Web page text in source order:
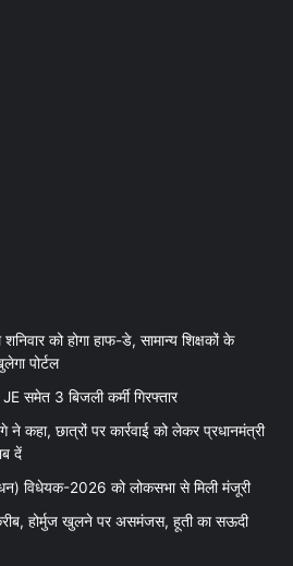
को होगा हाफ-डे, सामान्य शिक्षकों के
पोर्टल
समेत 3 बिजली कर्मी गिरफ्तार
कहा, छात्रों पर कार्रवाई को लेकर प्रधानमंत्री
दें
विधेयक-2026 को लोकसभा से मिली मंजूरी
होर्मुज खुलने पर असमंजस, हूती का सऊदी